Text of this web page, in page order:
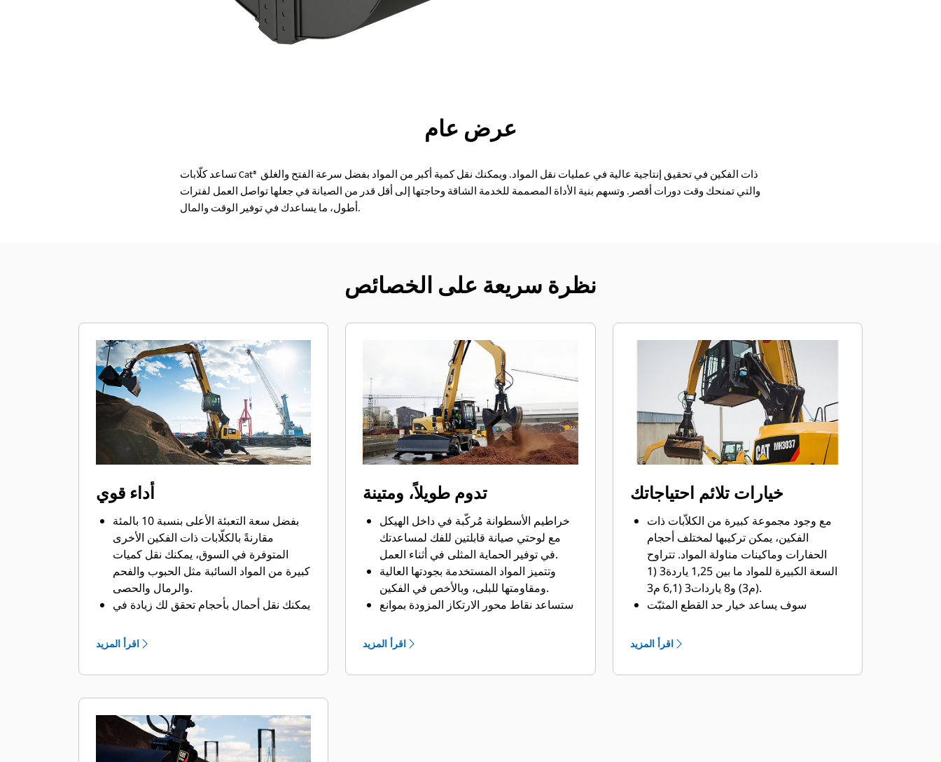
الأدوات
عرض عام
تساعد كلّابات Cat® ذات الفكين في تحقيق إنتاجية عالية في عمليات نقل المواد. ويمكنك نقل كمية أكبر من المواد بفضل سرعة الفتح والغلق
والتي تمنحك وقت دورات أقصر. وتسهم بنية الأداة المصممة للخدمة الشاقة وحاجتها إلى أقل قدر من الصيانة في جعلها تواصل العمل لفترات
أطول، ما يساعدك في توفير الوقت والمال.
نظرة سريعة على الخصائص
أداء قوي
بفضل سعة التعبئة الأعلى بنسبة 10 بالمئة
مقارنةً بالكلّابات ذات الفكين الأخرى
المتوفرة في السوق، يمكنك نقل كميات
كبيرة من المواد السائبة مثل الحبوب والفحم
والرمال والحصى.
يمكنك نقل أحمال بأحجام تحقق لك زيادة في
تساعدك قوة الغلق الكبيرة لفكي الكلّاب
ووقت الفتح والغلق السريع في تقليل وقت
محدد موضع الملحقات PL161 من Cat هو
جهاز Bluetooth يساعدك في العثور على
ملحقاتك بسرعة وسهولة. ويقوم قارئ
اقرأ المزيد
تدوم طويلاً، ومتينة
خراطيم الأسطوانة مُركّبة في داخل الهيكل
مع لوحتي صيانة قابلتين للفك لمساعدتك
في توفير الحماية المثلى في أثناء العمل.
وتتميز المواد المستخدمة بجودتها العالية
ومقاومتها للبلى، وبالأخص في الفكين.
ستساعد نقاط محور الارتكاز المزودة بموانع
توجد أسطوانتان بجودة عالية مزودتان
بمصدات لتلطيف الصدمات الناتجة عن
اقرأ المزيد
خيارات تلائم احتياجاتك
مع وجود مجموعة كبيرة من الكلاّبات ذات
الفكين، يمكن تركيبها لمختلف أحجام
الحفارات وماكينات مناولة المواد. تتراوح
السعة الكبيرة للمواد ما بين 1,25 ياردة3 (1
م3) و8 ياردات3 (6,1 م3).
سوف يساعد خيار حد القطع المثبّت
التشغيلي للمنتج والعمل بصورة أفضل لنقل
تعمل حدود القطع المثبّتة بمسامير
اقرأ المزيد